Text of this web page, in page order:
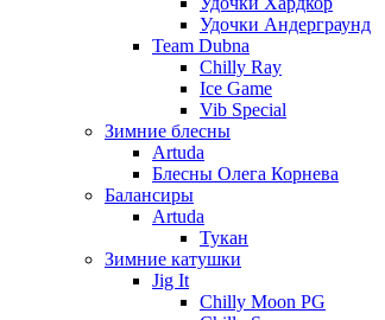
Удочки Андерграунд
Team Dubna
Chilly Ray
Ice Game
Vib Special
Зимние блесны
Artuda
Блесны Олега Корнева
Балансиры
Artuda
Тукан
Зимние катушки
Jig It
Chilly Moon PG